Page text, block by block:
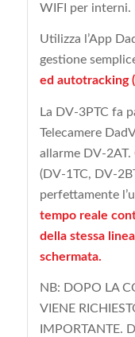
WIFI per interni.
Utilizza l’App
gestione
ed autotracking
La DV-3PTC fa
Telecamere
allarme DV-2AT.
(DV-1TC, DV-
perfettamente
tempo reale
della stessa
schermata.
NB: DOPO LA
VIENE
IMPORTANTE.